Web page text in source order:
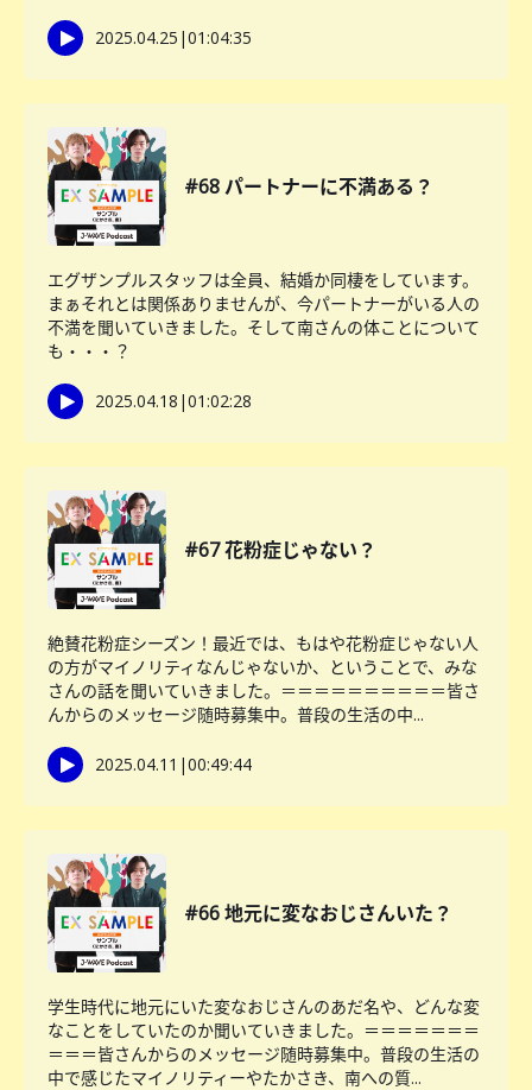
2025.04.25 |01:04:35
#68 パートナーに不満ある？
エグザンプルスタッフは全員、結婚か同棲をしています。
まぁそれとは関係ありませんが、今パートナーがいる人の
不満を聞いていきました。そして南さんの体ことについて
も・・・？
2025.04.18 |01:02:28
#67 花粉症じゃない？
絶賛花粉症シーズン！最近では、もはや花粉症じゃない人
の方がマイノリティなんじゃないか、ということで、みな
さんの話を聞いていきました。＝＝＝＝＝＝＝＝＝＝皆さ
んからのメッセージ随時募集中。普段の生活の中...
2025.04.11 |00:49:44
#66 地元に変なおじさんいた？
学生時代に地元にいた変なおじさんのあだ名や、どんな変
なことをしていたのか聞いていきました。＝＝＝＝＝＝＝
＝＝＝皆さんからのメッセージ随時募集中。普段の生活の
中で感じたマイノリティーやたかさき、南への質...